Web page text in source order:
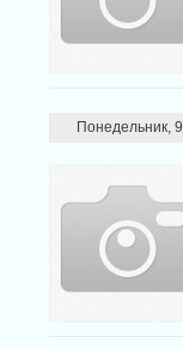
Понедельник,